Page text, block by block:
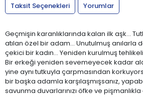
Taksit Seçenekleri
Yorumlar
Geçmişin karanlıklarında kalan ilk aşk…
atılan özel bir adam… Unutulmuş anılarla
çekici bir kadın… Yeniden kurulmuş
Bir erkeği yeniden sevemeyecek kadar
yine aynı tutkuyla çarpmasından
bir başka adamla karşılaşmışsanız,
savunma duvarlarınızı öfke ve